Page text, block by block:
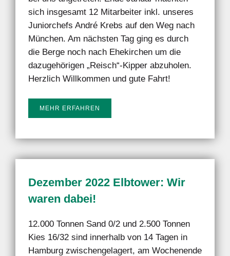
sich insgesamt 12 Mitarbeiter inkl. unseres
Juniorchefs André Krebs auf den Weg nach
München. Am nächsten Tag ging es durch
die Berge noch nach Ehekirchen um die
dazugehörigen „Reisch“-Kipper abzuholen.
Herzlich Willkommen und gute Fahrt!
MEHR ERFAHREN
Dezember 2022 Elbtower: Wir
waren dabei!
12.000 Tonnen Sand 0/2 und 2.500 Tonnen
Kies 16/32 sind innerhalb von 14 Tagen in
Hamburg zwischengelagert, am Wochenende